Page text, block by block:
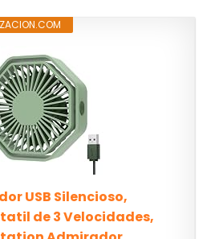
USB Silencioso,
de 3 Velocidades,